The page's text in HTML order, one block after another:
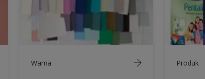
Warna Produk